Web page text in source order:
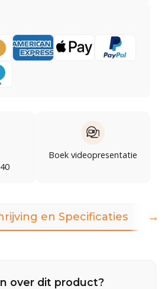
Boek videopresentatie
en Specificaties
over dit product?
→